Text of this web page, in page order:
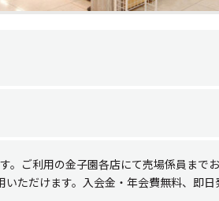
ご利用の金子園各店にて売場係員まで
ただけます。入会金・年会費無料、即日